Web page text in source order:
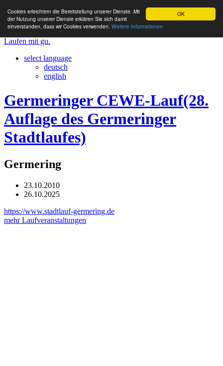
OK
Cookies erleichtern die Bereitstellung unserer Dienste. Mit
der Nutzung unserer Dienste erklären Sie sich damit
einverstanden, dass wir Cookies verwenden. Weitere Informationen
Laufen mit gu.
select language
deutsch
english
Germeringer CEWE-Lauf(28.
Auflage des Germeringer
Stadtlaufes)
Germering
23.10.2010
26.10.2025
https://www.stadtlauf-germering.de
mehr Laufveranstaltungen